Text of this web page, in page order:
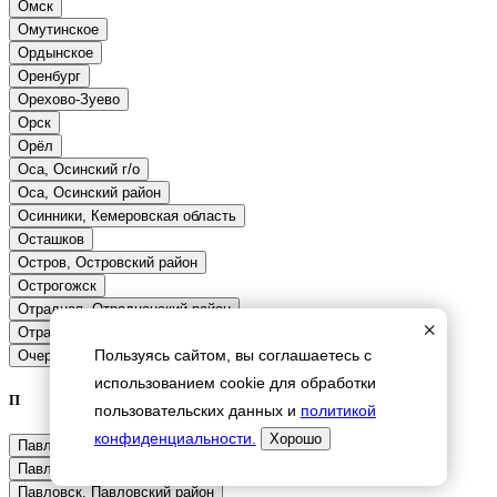
П
×
Пользуясь сайтом, вы соглашаетесь с
использованием cookie для обработки
пользовательских данных и политикой
конфиденциальности.
Хорошо